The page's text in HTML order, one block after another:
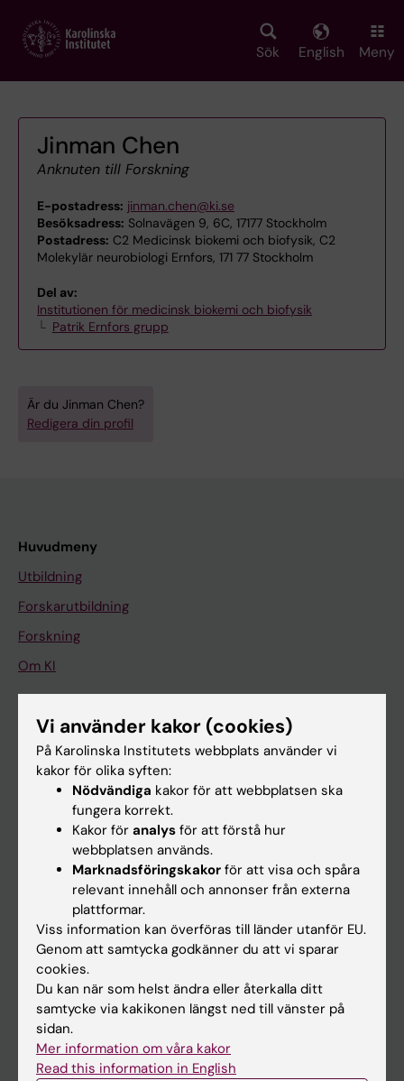
main
Sök English Meny
Jinman Chen
Anknuten till Forskning
E-postadress: jinman.chen@ki.se
Besöksadress: Solnavägen 9, 6C, 17177 Stockholm
Postadress: C2 Medicinsk biokemi och biofysik, C2
Molekylär neurobiologi Ernfors, 171 77 Stockholm
Del av:
Institutionen för medicinsk biokemi och biofysik
Patrik Ernfors grupp
Är du Jinman Chen?
Redigera din profil
Huvudmeny
Utbildning
Forskarutbildning
Forskning
Om KI
På gång
Nyheter
Kalender
Student
Schema
Studentmejlen
Kurs- och programwebbar
Student på KI
Medarbetare
Vi använder kakor (cookies)
På Karolinska Institutets webbplats använder vi
kakor för olika syften:
Nödvändiga kakor för att webbplatsen ska
fungera korrekt.
Kakor för analys för att förstå hur
webbplatsen används.
Marknadsföringskakor för att visa och spåra
relevant innehåll och annonser från externa
plattformar.
Viss information kan överföras till länder utanför EU.
Genom att samtycka godkänner du att vi sparar
cookies.
Du kan när som helst ändra eller återkalla ditt
samtycke via kakikonen längst ned till vänster på
sidan.
Mer information om våra kakor
Read this information in English